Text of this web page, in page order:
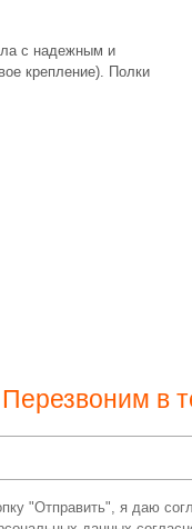
с надежным и
крепление). Полки
в
"Отправить", я даю